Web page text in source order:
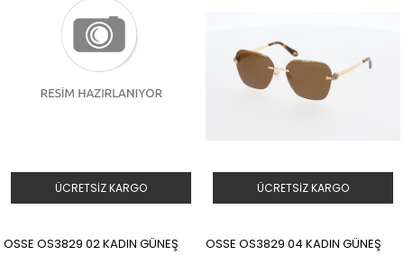
OSSE OS3829 02 KADIN GÜNEŞ
ÜCRETSIZ KARGO
OSSE OS3829 04 KADIN GÜNEŞ
ÜCRETSIZ KARGO